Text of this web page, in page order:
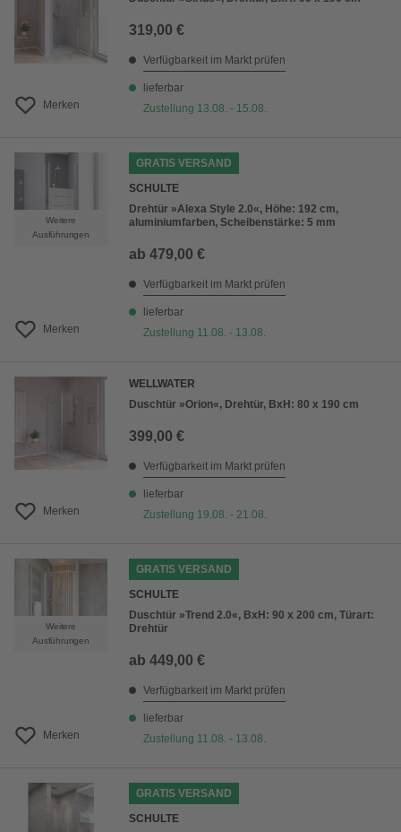
Merken
319,00 €
Verfügbarkeit im Markt prüfen
lieferbar
Zustellung 13.08. - 15.08.
Weitere
Ausführungen
Merken
GRATIS VERSAND
SCHULTE
Drehtür »Alexa Style 2.0«, Höhe: 192 cm,
aluminiumfarben, Scheibenstärke: 5 mm
ab 479,00 €
Verfügbarkeit im Markt prüfen
lieferbar
Zustellung 11.08. - 13.08.
Merken
WELLWATER
Duschtür »Orion«, Drehtür, BxH: 80 x 190 cm
399,00 €
Verfügbarkeit im Markt prüfen
lieferbar
Zustellung 19.08. - 21.08.
Weitere
Ausführungen
Merken
GRATIS VERSAND
SCHULTE
Duschtür »Trend 2.0«, BxH: 90 x 200 cm, Türart:
Drehtür
ab 449,00 €
Verfügbarkeit im Markt prüfen
lieferbar
Zustellung 11.08. - 13.08.
GRATIS VERSAND
SCHULTE